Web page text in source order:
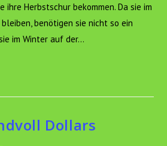
ihre Herbstschur bekommen. Da sie im
benötigen sie nicht so ein
im Winter auf der…
Dollars